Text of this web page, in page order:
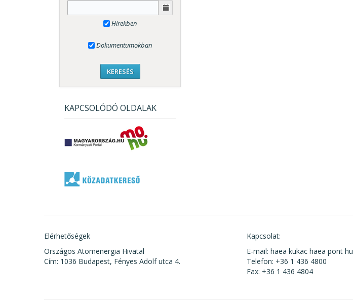
Hírekben
Dokumentumokban
KAPCSOLÓDÓ OLDALAK
Elérhetőségek
Országos Atomenergia Hivatal
Cím: 1036 Budapest, Fényes Adolf utca 4.
Kapcsolat:
E-mail: haea kukac haea pont hu
Telefon: +36 1 436 4800
Fax: +36 1 436 4804